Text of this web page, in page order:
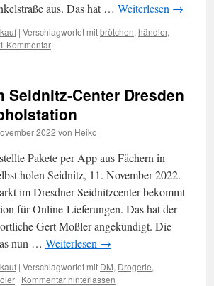
aus. Das hat … Weiterlesen →
| Verschlagwortet mitbrötchen, händler,
1 Kommentar
Seidnitz-Center Dresden
2022 von Heiko
Pakete per App aus Fächern in
holen Seidnitz, 11. November 2022.
im Dresdner Seidnitzcenter bekommt
für Online-Lieferungen. Das hat der
Gert Moßler angekündigt. Die
nun … Weiterlesen →
| Verschlagwortet mit DM, Drogerie,
| Kommentar hinterlassen